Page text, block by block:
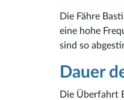
Die Fähre
eine hohe
sind so
Dauer
Die Überfahrt